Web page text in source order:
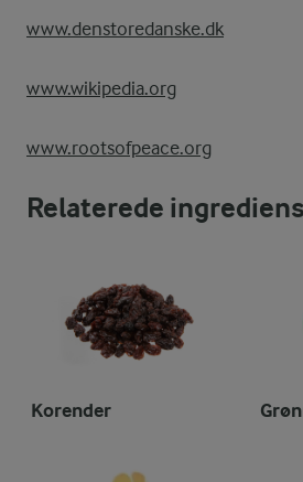
www.denstoredanske.dk
www.wikipedia.org
www.rootsofpeace.org
Relaterede
Korender